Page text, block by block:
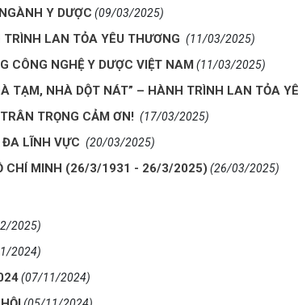
Y DƯỢC (09/03/2025)
LAN TỎA YÊU THƯƠNG (11/03/2025)
CÔNG NGHỆ Y DƯỢC VIỆT NAM (11/03/2025)
TẠM, NHÀ DỘT NÁT” – HÀNH TRÌNH LAN TỎA
TRỌNG CẢM ƠN! (17/03/2025)
LĨNH VỰC (20/03/2025)
CHÍ MINH (26/3/1931 - 26/3/2025) (26/03/2025)
2025)
2024)
(07/11/2024)